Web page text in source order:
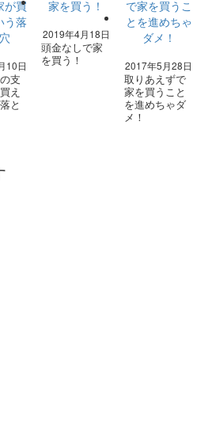
10日
支
え
と
2019年4月18日
頭金なしで家
を買う！
2017年5月28日
取りあえずで
家を買うこと
を進めちゃダ
メ！